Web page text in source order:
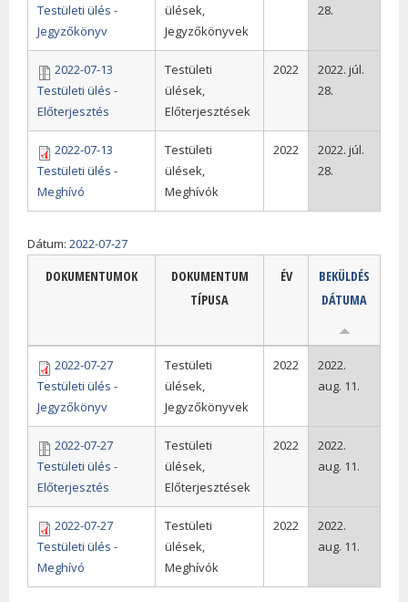
Testületi ülés -
Jegyzőkönyv
ülések,
Jegyzőkönyvek
28.
2022-07-13
Testületi ülés -
Előterjesztés
Testületi
ülések,
Előterjesztések
2022
2022. júl.
28.
2022-07-13
Testületi ülés -
Meghívó
Testületi
ülések,
Meghívók
2022
2022. júl.
28.
Dátum: 2022-07-27
DOKUMENTUMOK
DOKUMENTUM
TÍPUSA
ÉV
BEKÜLDÉS
DÁTUMA
2022-07-27
Testületi ülés -
Jegyzőkönyv
Testületi
ülések,
Jegyzőkönyvek
2022
2022.
aug. 11.
2022-07-27
Testületi ülés -
Előterjesztés
Testületi
ülések,
Előterjesztések
2022
2022.
aug. 11.
2022-07-27
Testületi ülés -
Meghívó
Testületi
ülések,
Meghívók
2022
2022.
aug. 11.